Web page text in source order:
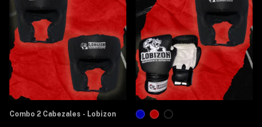
Combo 2 Cabezales - Lobizon